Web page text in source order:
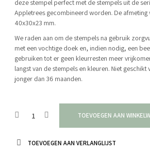
deze stempel perfect met de stempels uit de
Appletrees gecombineerd worden. De afmeting
40x30x23 mm.
We raden aan om de stempels na gebruik
met een vochtige doek en, indien nodig, een
gebruiken tot er geen kleurresten meer
langst van de stempels en kleuren. Niet geschikt
jonger dan 36 maanden.
TOEVOEGEN AAN
TOEVOEGEN AAN VERLANGLIJST